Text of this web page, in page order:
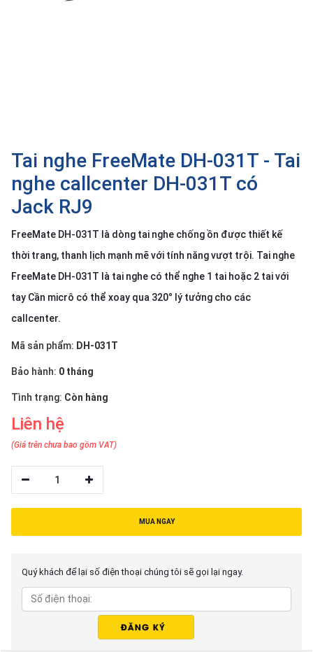
Tai nghe FreeMate DH-031T - Tai
nghe callcenter DH-031T có
Jack RJ9
FreeMate DH-031T là dòng tai nghe chống ồn được thiết kế
thời trang, thanh lịch mạnh mẽ với tính năng vượt trội. Tai nghe
FreeMate DH-031T là tai nghe có thể nghe 1 tai hoặc 2 tai với
tay Cần micrô có thể xoay qua 320° lý tưởng cho các
callcenter.
Mã sản phẩm: DH-031T
Bảo hành: 0 tháng
Tình trạng: Còn hàng
Liên hệ
(Giá trên chưa bao gồm VAT)
1
MUA NGAY
Quý khách để lại số điện thoại chúng tôi sẽ gọi lại ngay.
Dịch
Hỗ
trợ
Tin
Liên
hệ
Giới
thiệu
NGÔN
NGỮ
Tiếng
English